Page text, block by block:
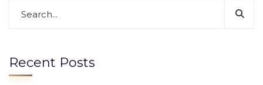
Recent Posts